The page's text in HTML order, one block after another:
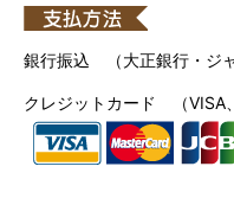
銀行振込 （大正銀行・ジ
クレジットカード （VISA